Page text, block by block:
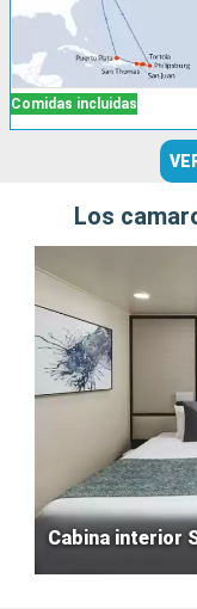
Comidas incluidas
Los
Cabina interior